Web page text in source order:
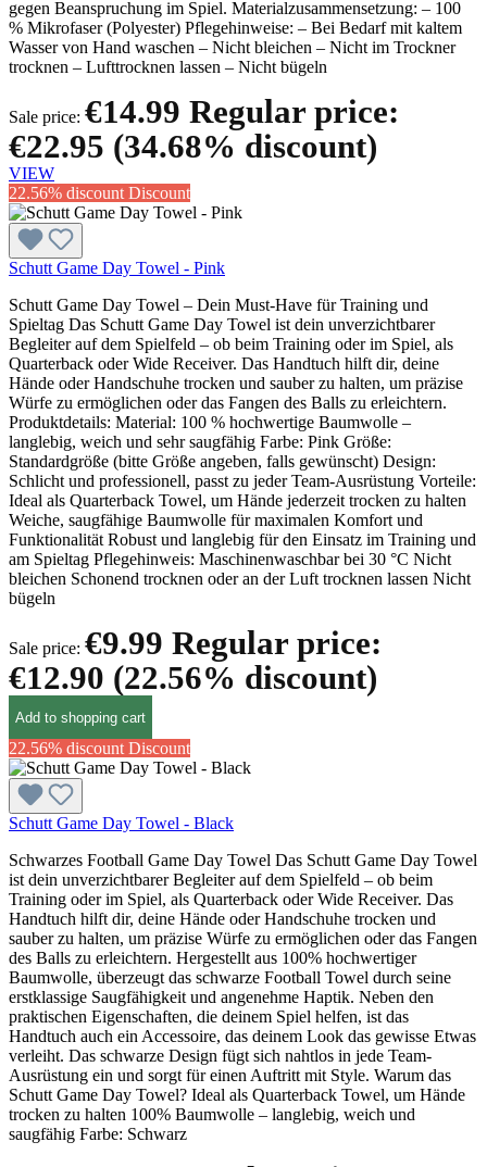
gegen Beanspruchung im Spiel. Materialzusammensetzung: – 100
% Mikrofaser (Polyester) Pflegehinweise: – Bei Bedarf mit kaltem
Wasser von Hand waschen – Nicht bleichen – Nicht im Trockner
trocknen – Lufttrocknen lassen – Nicht bügeln
Sale price: €14.99 Regular price:
€22.95 (34.68% discount)
VIEW
22.56% discount Discount
Schutt Game Day Towel - Pink
Schutt Game Day Towel – Dein Must-Have für Training und
Spieltag Das Schutt Game Day Towel ist dein unverzichtbarer
Begleiter auf dem Spielfeld – ob beim Training oder im Spiel, als
Quarterback oder Wide Receiver. Das Handtuch hilft dir, deine
Hände oder Handschuhe trocken und sauber zu halten, um präzise
Würfe zu ermöglichen oder das Fangen des Balls zu erleichtern.
Produktdetails: Material: 100 % hochwertige Baumwolle –
langlebig, weich und sehr saugfähig Farbe: Pink Größe:
Standardgröße (bitte Größe angeben, falls gewünscht) Design:
Schlicht und professionell, passt zu jeder Team-Ausrüstung Vorteile:
Ideal als Quarterback Towel, um Hände jederzeit trocken zu halten
Weiche, saugfähige Baumwolle für maximalen Komfort und
Funktionalität Robust und langlebig für den Einsatz im Training und
am Spieltag Pflegehinweis: Maschinenwaschbar bei 30 °C Nicht
bleichen Schonend trocknen oder an der Luft trocknen lassen Nicht
bügeln
Sale price: €9.99 Regular price:
€12.90 (22.56% discount)
Add to shopping cart
22.56% discount Discount
Schutt Game Day Towel - Black
Schwarzes Football Game Day Towel Das Schutt Game Day Towel
ist dein unverzichtbarer Begleiter auf dem Spielfeld – ob beim
Training oder im Spiel, als Quarterback oder Wide Receiver. Das
Handtuch hilft dir, deine Hände oder Handschuhe trocken und
sauber zu halten, um präzise Würfe zu ermöglichen oder das Fangen
des Balls zu erleichtern. Hergestellt aus 100% hochwertiger
Baumwolle, überzeugt das schwarze Football Towel durch seine
erstklassige Saugfähigkeit und angenehme Haptik. Neben den
praktischen Eigenschaften, die deinem Spiel helfen, ist das
Handtuch auch ein Accessoire, das deinem Look das gewisse Etwas
verleiht. Das schwarze Design fügt sich nahtlos in jede Team-
Ausrüstung ein und sorgt für einen Auftritt mit Style. Warum das
Schutt Game Day Towel? Ideal als Quarterback Towel, um Hände
trocken zu halten 100% Baumwolle – langlebig, weich und
saugfähig Farbe: Schwarz